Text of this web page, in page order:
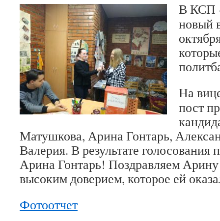
В КСП
новый
На
пост
Матушкова, Арина Гонтарь,
Валерия. В результате голосования
Арина Гонтарь! Поздравляем
высоким доверием, которое ей
Фотоотчет